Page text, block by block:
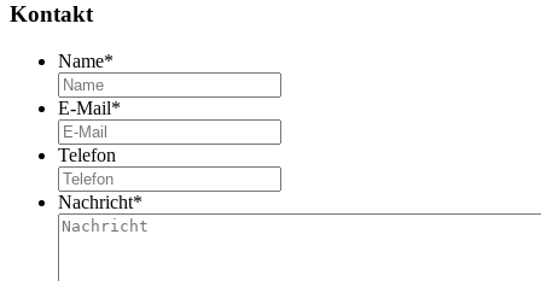
Kontakt
Name*
E-Mail*
Telefon
Nachricht*